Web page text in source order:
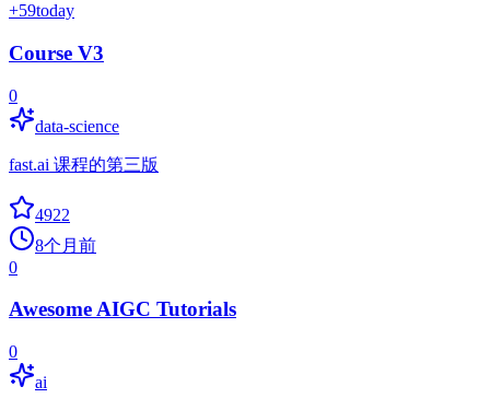
+59today
Course V3
0
data-science
fast.ai 课程的第三版
4922
8个月前
0
Awesome AIGC Tutorials
0
ai